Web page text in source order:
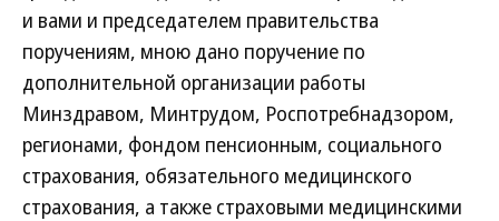
и вами и председателем правительства
поручениям, мною дано поручение по
дополнительной организации работы
Минздравом, Минтрудом, Роспотребнадзором,
регионами, фондом пенсионным, социального
страхования, обязательного медицинского
страхования, а также страховыми медицинскими